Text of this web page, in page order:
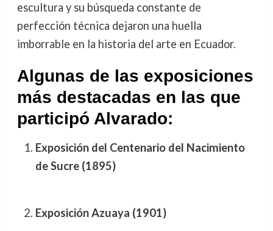
escultura y su búsqueda constante de
perfección técnica dejaron una huella
imborrable en la historia del arte en Ecuador.
Algunas de las exposiciones
más destacadas en las que
participó Alvarado:
Exposición del Centenario del Nacimiento
de Sucre (1895)
Exposición Azuaya (1901)